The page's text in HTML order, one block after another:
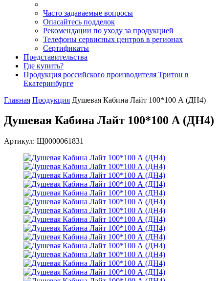
Часто задаваемые вопросы
Опасайтесь подделок
Рекомендации по уходу за продукцией
Телефоны сервисных центров в регионах
Сертификаты
Представительства
Где купить?
Продукция российского производителя Тритон в
Екатеринбурге
Главная Продукция Душевая Кабина Лайт 100*100 А (ДН4)
Душевая Кабина Лайт 100*100 А (ДН4)
Артикул: Щ0000061831